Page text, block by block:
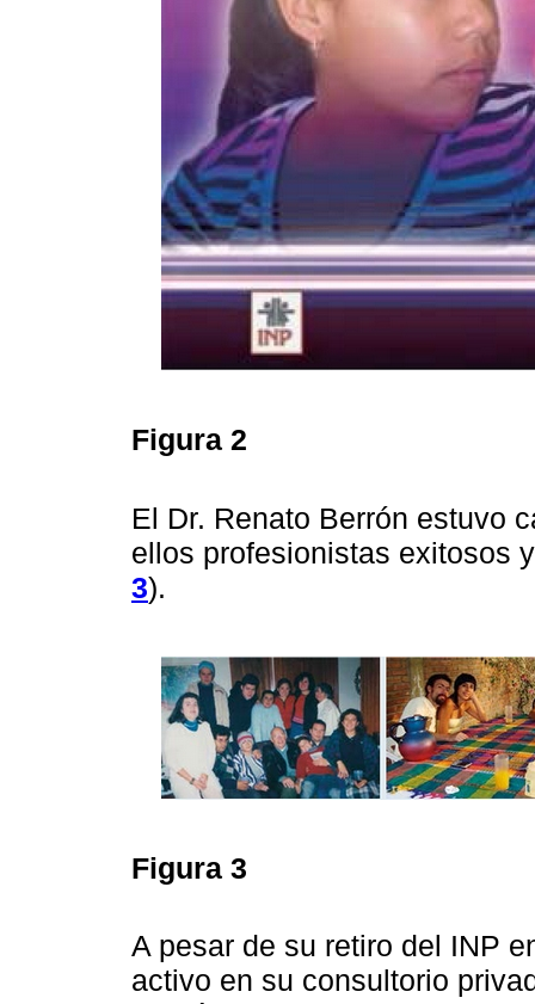
Figura 2
El Dr. Renato Berrón estuvo
ellos profesionistas exitosos
3).
Figura 3
A pesar de su retiro del INP
activo en su consultorio